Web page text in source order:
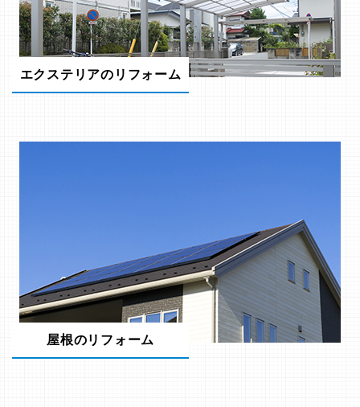
エクステリアのリフォーム
屋根のリフォーム